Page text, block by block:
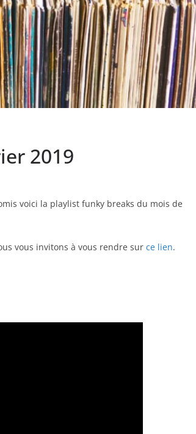
2019
voici la playlist funky breaks du mois de
vous invitons à vous rendre sur ce lien.